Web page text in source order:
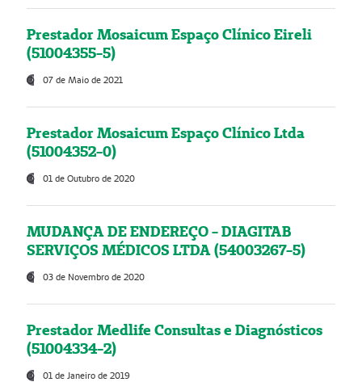
Prestador Mosaicum Espaço Clínico Eireli
(51004355-5)
07 de Maio de 2021
Prestador Mosaicum Espaço Clínico Ltda
(51004352-0)
01 de Outubro de 2020
MUDANÇA DE ENDEREÇO - DIAGITAB
SERVIÇOS MÉDICOS LTDA (54003267-5)
03 de Novembro de 2020
Prestador Medlife Consultas e Diagnósticos
(51004334-2)
01 de Janeiro de 2019